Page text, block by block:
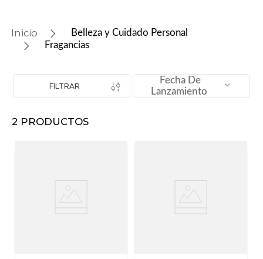
iphone
colchones
8 .
audifonos
Belleza y Cuidado Personal
Fragancias
FILTRAR
Fecha De
Lanzamiento
2 PRODUCTOS